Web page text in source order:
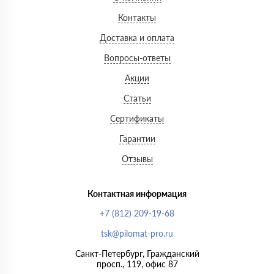
Контакты
Доставка и оплата
Вопросы-ответы
Акции
Статьи
Сертификаты
Гарантии
Отзывы
Контактная информация
+7 (812) 209-19-68
tsk@pilomat-pro.ru
Санкт-Петербург, Гражданский
просп., 119, офис 87